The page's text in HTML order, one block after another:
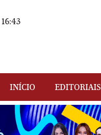
16:43
INÍCIO EDITORIAIS